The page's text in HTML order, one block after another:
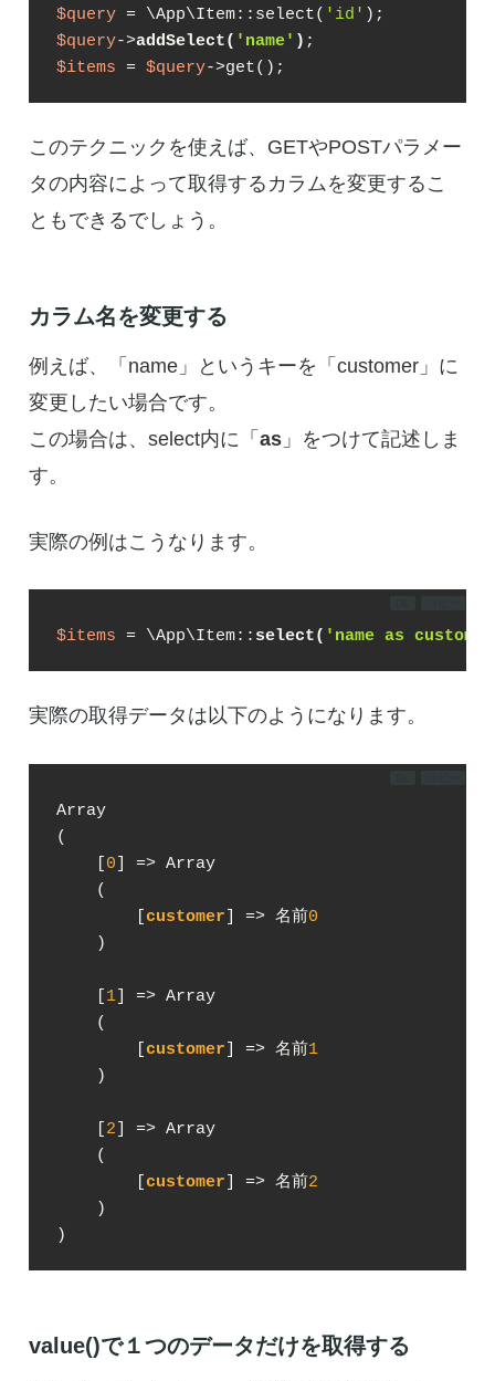
$query = \App\Item::select( 'id'
$query->addSelect( 'name' )
$items = $query->get();
このテクニックを使えば、GETやPOSTパラメー
タの内容によって取得するカラムを変更するこ
ともできるでしょう。
カラム名を変更する
例えば、「name」というキーを「customer」に
変更したい場合です。
この場合は、select内に「as 」をつけて記述しま
す。
実際の例はこうなります。
$items = \App\Item:: select( 'name as
実際の取得データは以下のようになります。
Array
(
    [
0] => Array
    (
        [
customer] => 名前0
    )
    [
1] => Array
    (
        [
customer] => 名前1
    )
    [
2] => Array
    (
        [
customer] => 名前2
    )
)
value()で１つのデータだけを取得する